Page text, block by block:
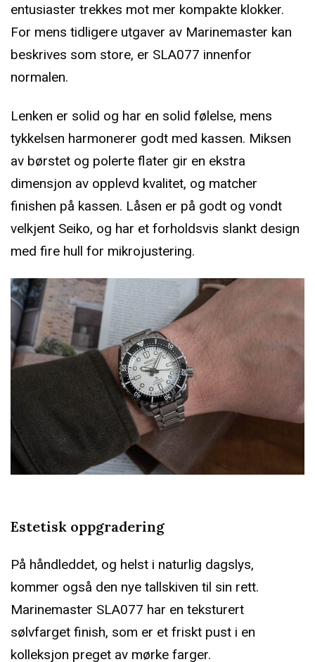
entusiaster trekkes mot mer kompakte klokker.
For mens tidligere utgaver av Marinemaster kan
beskrives som store, er SLA077 innenfor
normalen.
Lenken er solid og har en solid følelse, mens
tykkelsen harmonerer godt med kassen. Miksen
av børstet og polerte flater gir en ekstra
dimensjon av opplevd kvalitet, og matcher
finishen på kassen. Låsen er på godt og vondt
velkjent Seiko, og har et forholdsvis slankt design
med fire hull for mikrojustering.
Estetisk oppgradering
På håndleddet, og helst i naturlig dagslys,
kommer også den nye tallskiven til sin rett.
Marinemaster SLA077 har en teksturert
sølvfarget finish, som er et friskt pust i en
kolleksjon preget av mørke farger.